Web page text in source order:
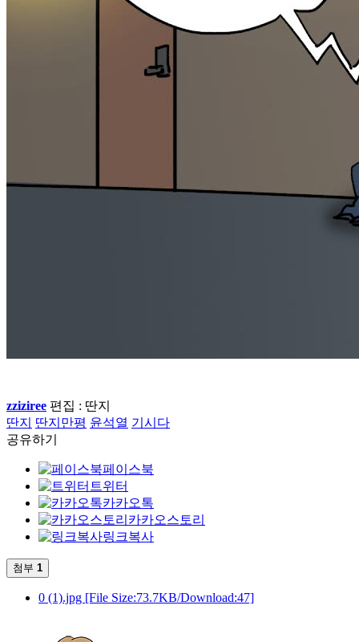
zziziree 편집 : 딴지
딴지
딴지만평 윤석열 기시다
공유하기
페이스북
트위터
카카오톡
카카오스토리
링크복사
첨부 1
0 (1).jpg [File Size:73.7KB/Download:47]